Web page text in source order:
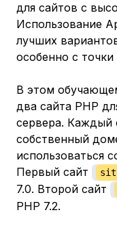
для сайтов с
Использование
лучших
особенно с
В этом
два сайта PHP
сервера. Каждый
собственный
использоваться
Первый сайт
7.0. Второй сайт
PHP 7.2.